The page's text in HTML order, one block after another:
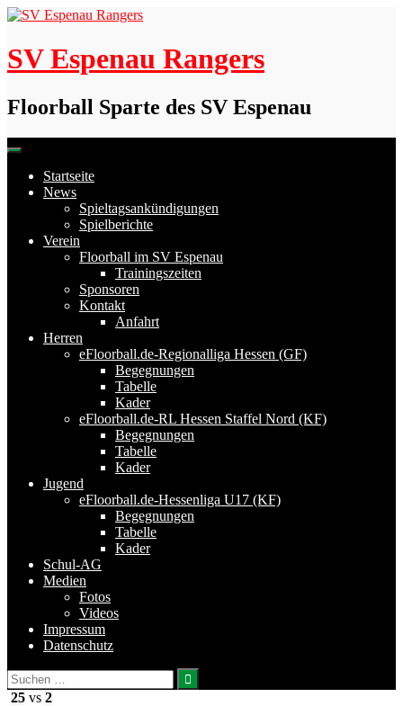
Skip
content
SV Espenau Rangers
Floorball Sparte des SV Espenau
Startseite
News
Spieltagsankündigungen
Spielberichte
Verein
Floorball im SV Espenau
Trainingszeiten
Sponsoren
Kontakt
Anfahrt
Herren
eFloorball.de-Regionalliga Hessen (GF)
Begegnungen
Tabelle
Kader
eFloorball.de-RL Hessen Staffel Nord (KF)
Begegnungen
Tabelle
Kader
Jugend
eFloorball.de-Hessenliga U17 (KF)
Begegnungen
Tabelle
Kader
Schul-AG
Medien
Fotos
Videos
Impressum
Datenschutz
Suchen
nach:
25 vs 2